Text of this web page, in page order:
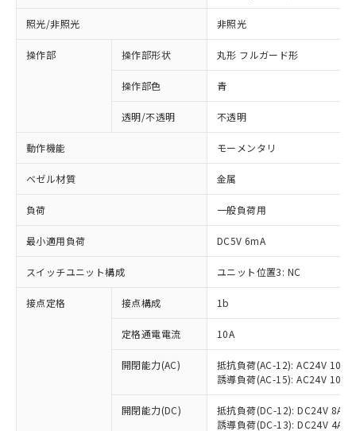
照光/非照光 非照光
操作部 操作部形状 丸形 フルガード形
操作部色 青
透明/不透明 不透明
動作機能 モーメンタリ
ベゼル材質 金属
負荷 一般負荷用
最小適用負荷 DC5V 6mA
スイッチユニット構成 ユニット位置3: NC
接点定格 接点構成 1b
定格通電電流 10A
開閉能力(AC)
抵抗負荷(AC-12): AC24V 10A/
誘導負荷(AC-15): AC24V
開閉能力(DC)
抵抗負荷(DC-12): DC24V 8A/
誘導負荷(DC-13): DC24V 4A/
ご利用条件
対応済み：EU RoHS指令（10物質）の
非含有に対応した製品が提供可能な商品で
対応予定：EU RoHS指令（10物質）の非含
有に対応した製品に切り替える予定のある